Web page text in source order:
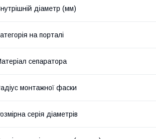
діаметр (мм)
на порталі
сепаратора
монтажної фаски
серія діаметрів